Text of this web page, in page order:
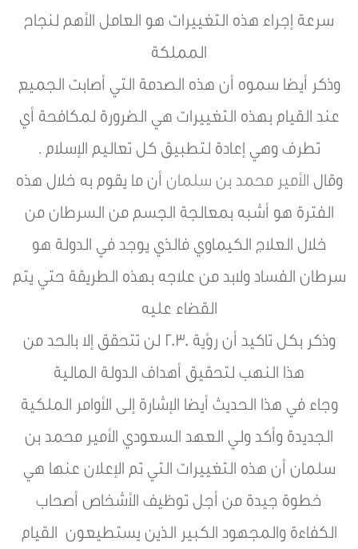
سرعة إجراء هذه التغييرات هو العامل الأهم لنجاح
المملكة
وذكر أيضا سموه أن هذه الصدمة التي أصابت الجميع
عند القيام بهذه التغييرات هي الضرورة لمكافحة أي
تطرف وهي إعادة لتطبيق كل تعاليم الإسلام .
وقال الأمير محمد بن سلمان أن ما يقوم به خلال هذه
الفترة هو أشبه بمعالجة الجسم من السرطان من
خلال العلاج الكيماوي فالذي يوجد في الدولة هو
سرطان الفساد ولابد من علاجه بهذه الطريقة حتي يتم
القضاء عليه
وذكر بكل تاكيد أن رؤية 2030 لن تتحقق إلا بالحد من
هذا النهب لتحقيق أهداف الدولة المالية
وجاء في هذا الحديث أيضا الإشارة إلى الأوامر الملكية
الجديدة وأكد ولي العهد السعودي الأمير محمد بن
سلمان أن هذه التغييرات التي تم الإعلان عنها هي
خطوة جيدة من أجل توظيف الأشخاص أصحاب
الكفاءة والمجهود الكبير الذين يستطيعون القيام